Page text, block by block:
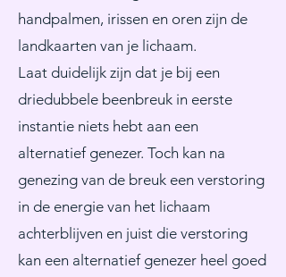
handpalmen, irissen en oren zijn de
landkaarten van je lichaam.
Laat duidelijk zijn dat je bij een
driedubbele beenbreuk in eerste
instantie niets hebt aan een
alternatief genezer. Toch kan na
genezing van de breuk een verstoring
in de energie van het lichaam
achterblijven en juist die verstoring
kan een alternatief genezer heel goed